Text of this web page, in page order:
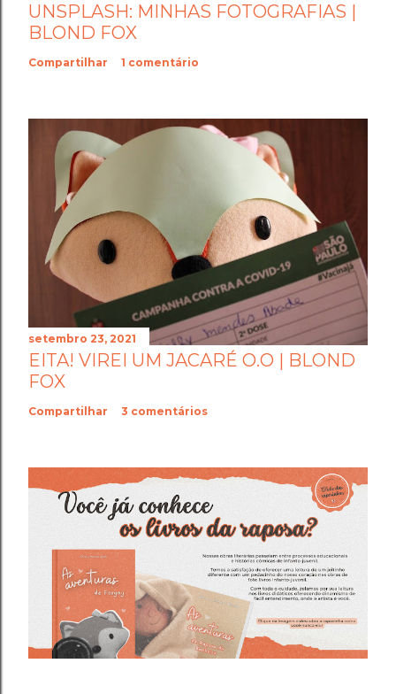
UNSPLASH: MINHAS FOTOGRAFIAS |
BLOND FOX
Compartilhar 1 comentário
setembro 23, 2021
EITA! VIREI UM JACARÉ O.O | BLOND
FOX
Compartilhar 3 comentários